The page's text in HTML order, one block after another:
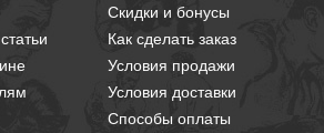
Скидки и бонусы
Как сделать заказ
Условия продажи
Условия доставки
Способы оплаты